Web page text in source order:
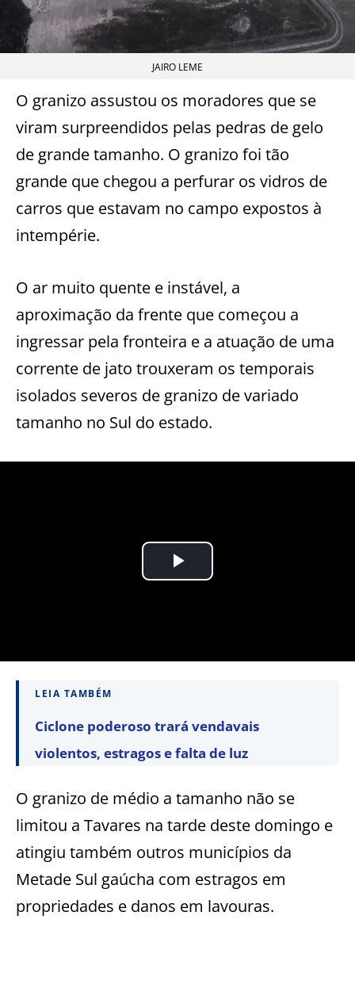
JAIRO LEME
O granizo assustou os moradores que se
viram surpreendidos pelas pedras de gelo
de grande tamanho. O granizo foi tão
grande que chegou a perfurar os vidros de
carros que estavam no campo expostos à
intempérie.
O ar muito quente e instável, a
aproximação da frente que começou a
ingressar pela fronteira e a atuação de uma
corrente de jato trouxeram os temporais
isolados severos de granizo de variado
tamanho no Sul do estado.
LEIA TAMBÉM
Ciclone poderoso trará vendavais
violentos, estragos e falta de luz
O granizo de médio a tamanho não se
limitou a Tavares na tarde deste domingo e
atingiu também outros municípios da
Metade Sul gaúcha com estragos em
propriedades e danos em lavouras.